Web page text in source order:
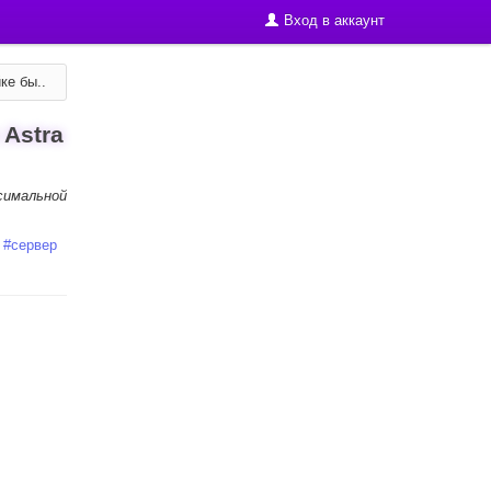
Вход в аккаунт
бы..
#сервер